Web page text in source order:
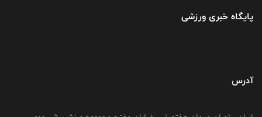
پایگاه خبری ورزشی
آدرس